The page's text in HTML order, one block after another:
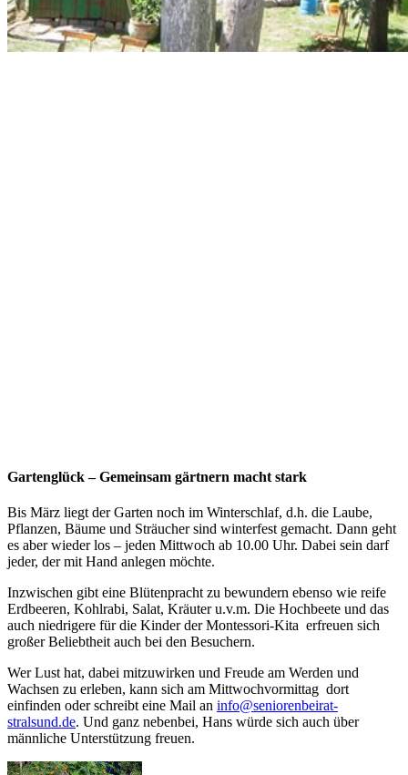
Gartenglück – Gemeinsam gärtnern macht stark
Bis März liegt der Garten noch im Winterschlaf, d.h. die Laube,
Pflanzen, Bäume und Sträucher sind winterfest gemacht. Dann geht
es aber wieder los – jeden Mittwoch ab 10.00 Uhr. Dabei sein darf
jeder, der mit Hand anlegen möchte.
Inzwischen gibt eine Blütenpracht zu bewundern ebenso wie reife
Erdbeeren, Kohlrabi, Salat, Kräuter u.v.m. Die Hochbeete und das
auch niedrigere für die Kinder der Montessori-Kita erfreuen sich
großer Beliebtheit auch bei den Besuchern.
Wer Lust hat, dabei mitzuwirken und Freude am Werden und
Wachsen zu erleben, kann sich am Mittwochvormittag dort
einfinden oder schreibt eine Mail an info@seniorenbeirat-
stralsund.de. Und ganz nebenbei, Hans würde sich auch über
männliche Unterstützung freuen.